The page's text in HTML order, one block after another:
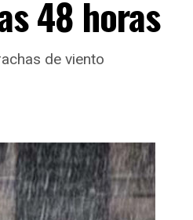
48 horas
de viento